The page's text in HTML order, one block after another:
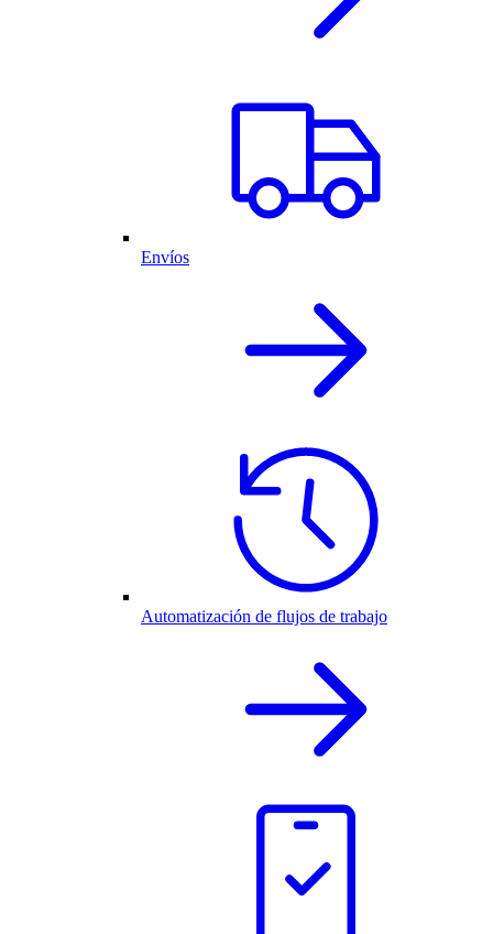
Envíos
Automatización de flujos de trabajo